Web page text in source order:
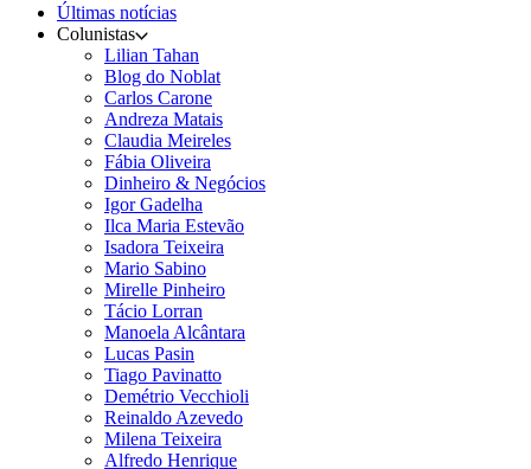
Últimas notícias
Colunistas
Lilian Tahan
Blog do Noblat
Carlos Carone
Andreza Matais
Claudia Meireles
Fábia Oliveira
Dinheiro & Negócios
Igor Gadelha
Ilca Maria Estevão
Isadora Teixeira
Mario Sabino
Mirelle Pinheiro
Tácio Lorran
Manoela Alcântara
Lucas Pasin
Tiago Pavinatto
Demétrio Vecchioli
Reinaldo Azevedo
Milena Teixeira
Alfredo Henrique